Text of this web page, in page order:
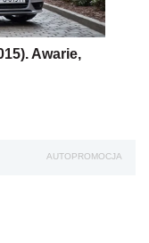
Awarie,
AUTOPROMOCJA